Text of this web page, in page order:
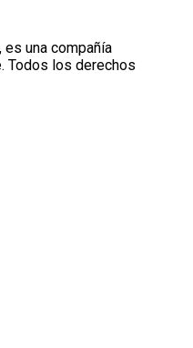
es una compañía
Todos los derechos